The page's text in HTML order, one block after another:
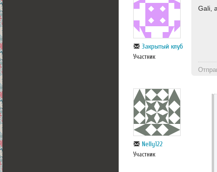
Закрытый клуб
Участник
Gali,
Nelly122
Участник